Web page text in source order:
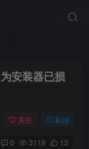
安装器已损
关注 私信
0 3119 13